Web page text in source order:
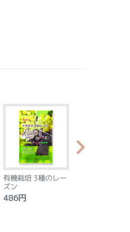
有機栽培 3種のレー
ズン
486円